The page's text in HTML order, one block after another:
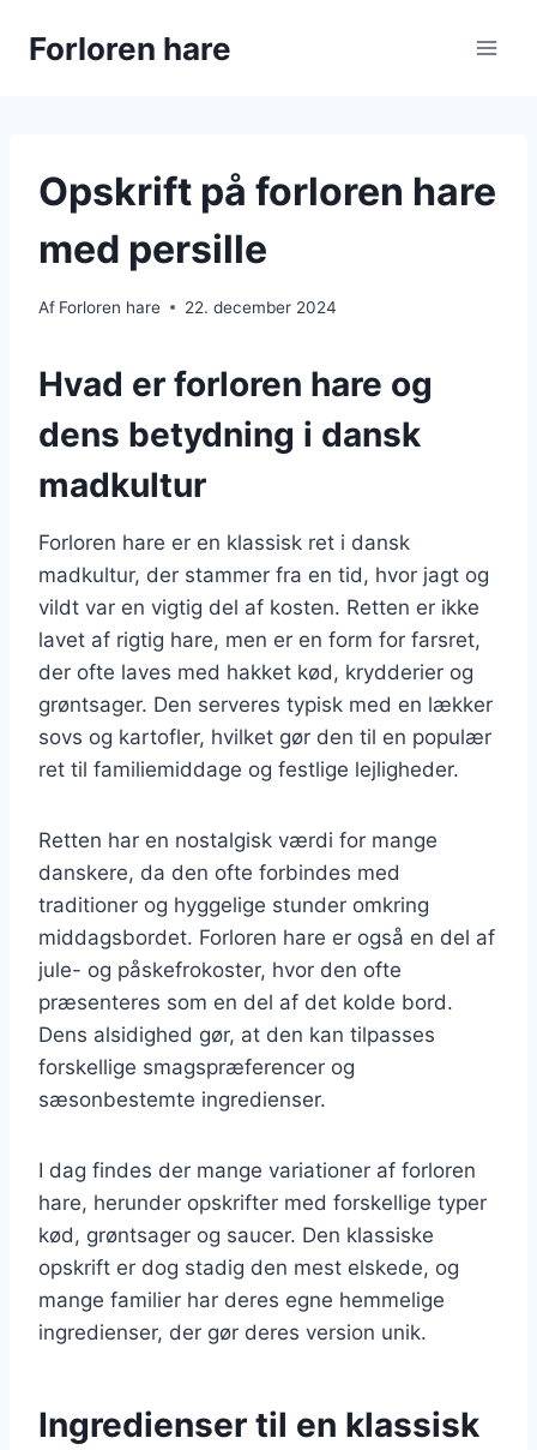
Forloren hare
Opskrift på forloren hare
med persille
Af Forloren hare 22. december 2024
Hvad er forloren hare og
dens betydning i dansk
madkultur
Forloren hare er en klassisk ret i dansk
madkultur, der stammer fra en tid, hvor jagt og
vildt var en vigtig del af kosten. Retten er ikke
lavet af rigtig hare, men er en form for farsret,
der ofte laves med hakket kød, krydderier og
grøntsager. Den serveres typisk med en lækker
sovs og kartofler, hvilket gør den til en populær
ret til familiemiddage og festlige lejligheder.
Retten har en nostalgisk værdi for mange
danskere, da den ofte forbindes med
traditioner og hyggelige stunder omkring
middagsbordet. Forloren hare er også en del af
jule- og påskefrokoster, hvor den ofte
præsenteres som en del af det kolde bord.
Dens alsidighed gør, at den kan tilpasses
forskellige smagspræferencer og
sæsonbestemte ingredienser.
I dag findes der mange variationer af forloren
hare, herunder opskrifter med forskellige typer
kød, grøntsager og saucer. Den klassiske
opskrift er dog stadig den mest elskede, og
mange familier har deres egne hemmelige
ingredienser, der gør deres version unik.
Ingredienser til en klassisk